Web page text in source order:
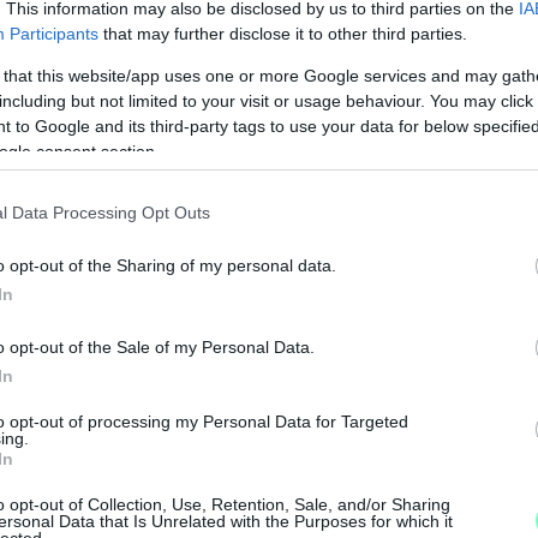
This information may also be disclosed by us to third parties on the
Participants that may further disclose it to other third parties.
that this website/app uses one or more Google services and may
but not limited to your visit or usage behaviour. You may
to Google and its third-party tags to use your data for below
consent section.
Data Processing Opt Outs
opt-out of the Sharing of my personal data.
opt-out of the Sale of my Personal Data.
opt-out of processing my Personal Data for Targeted
opt-out of Collection, Use, Retention, Sale, and/or Sharing
Data that Is Unrelated with the Purposes for which it
döntése mellett, hiszen ez ugyanaz, amit én
hátrébb kell lépni, hogy a végső cél, egy
hiszek, de a kormányváltó kampányban
– áll a bejegyzésben.
aki jól lát a pályán és megvan benne
jól mutatja, hogy van olyan ember, akit
tud tenni a rendszerváltásért: az
a - főleg EU-n kívüli - külügyi témákhoz, és
képviselője és frakcióvezető-helyettese